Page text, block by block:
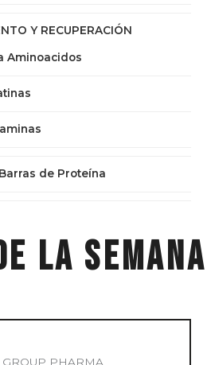
Y RECUPERACIÓN
Aminoacidos
de Proteína
la semana